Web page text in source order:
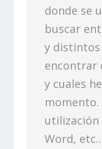
donde se
buscar
y distintos
encontrar
y cuales
utilización
Word,